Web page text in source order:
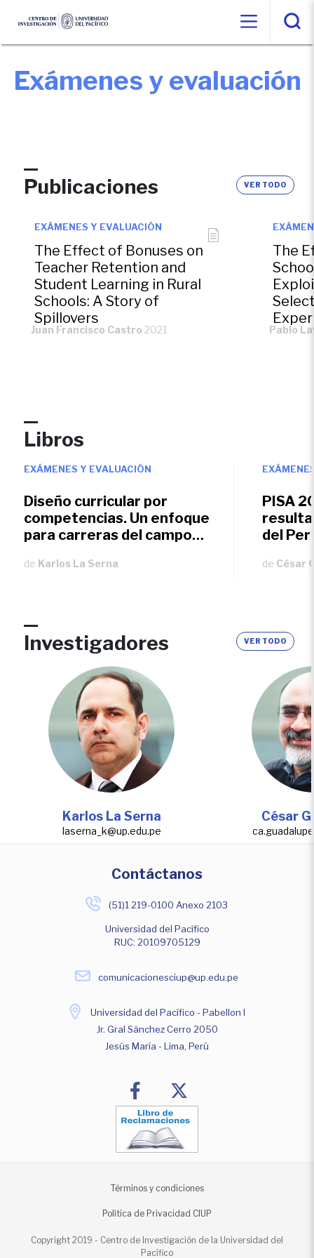
Exámenes y evaluación
Publicaciones VER TODO
EXÁMENES Y EVALUACIÓN
The Effect of Bonuses on
Teacher Retention and
Student Learning in Rural
Schools: A Story of
Spillovers
Juan Francisco Castro 2021
The
Pablo
Libros
EXÁMENES Y EVALUACIÓN
Diseño curricular por
competencias. Un enfoque
para carreras del campo
de Karlos La Serna
PISA
del
de César
Investigadores VER TODO
Karlos La Serna
laserna_k@up.edu.pe
César
Contáctanos
(51)1 219-0100 Anexo 2103
Universidad del Pacífico
RUC: 20109705129
comunicacionesciup@up.edu.pe
Universidad del Pacífico - Pabellon I
Jr. Gral Sánchez Cerro 2050
Jesús María - Lima, Perú
Términos y condiciones
Política de Privacidad CIUP
Copyright 2019 - Centro de Investigación de la Universidad del
Pacífico